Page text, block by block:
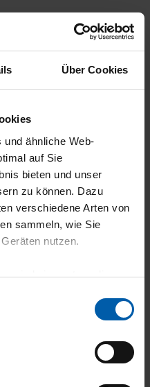
Über Cookies
ähnliche Web-
auf Sie
bieten und unser
zu können. Dazu
verschiedene Arten von
sammeln, wie Sie
nutzen.
sind eine notwendige
zur Auswahl und
21.06.2026
ist, aber sitzt nicht
07.06.2026